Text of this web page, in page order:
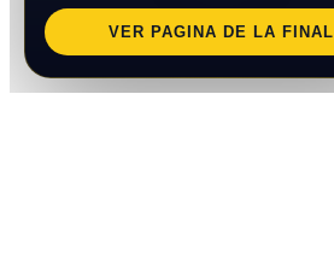
VER PAGINA DE LA FINAL